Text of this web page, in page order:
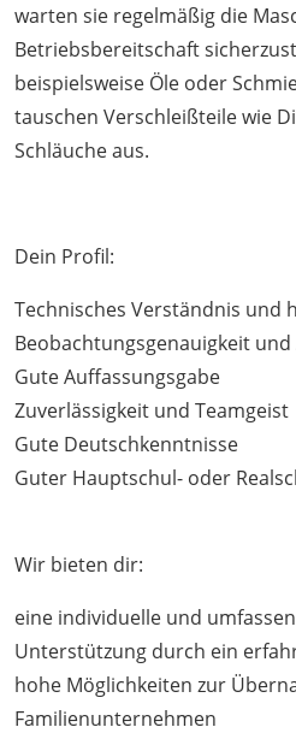
warten sie regelmäßig die
Betriebsbereitschaft
beispielsweise Öle oder
tauschen Verschleißteile wie
Schläuche aus.
Dein Profil:
Technisches Verständnis und
Beobachtungsgenauigkeit
Gute Auffassungsgabe
Zuverlässigkeit und Teamgeist
Gute Deutschkenntnisse
Guter Hauptschul- oder
Wir bieten dir:
eine individuelle und
Unterstützung durch ein
hohe Möglichkeiten zur
Familienunternehmen